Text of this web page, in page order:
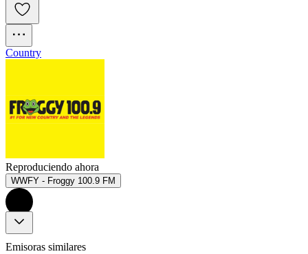
Country
Reproduciendo ahora
WWFY - Froggy 100.9 FM
Emisoras similares